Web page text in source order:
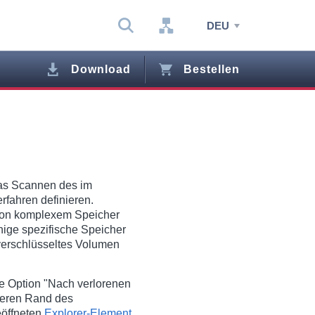
DEU
Download Bestellen
Scannen des im
definieren.
komplexem Speicher
spezifische Speicher
Volumen
Option "Nach verlorenen
Rand des